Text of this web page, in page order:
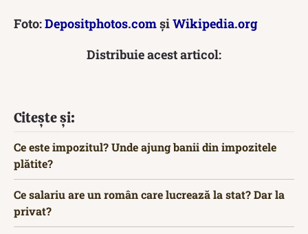
Foto:Depositphotos.comșiWikipedia.org
Distribuie acest articol:
Citește și:
Ce este impozitul? Unde ajung banii din impozitele
plătite?
Ce salariu are un român care lucrează la stat? Dar la
privat?